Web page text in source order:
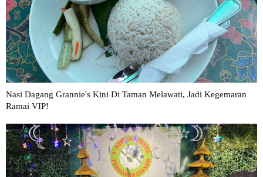
Nasi Dagang Grannie's Kini Di Taman Melawati, Jadi Kegemaran
Ramai VIP!